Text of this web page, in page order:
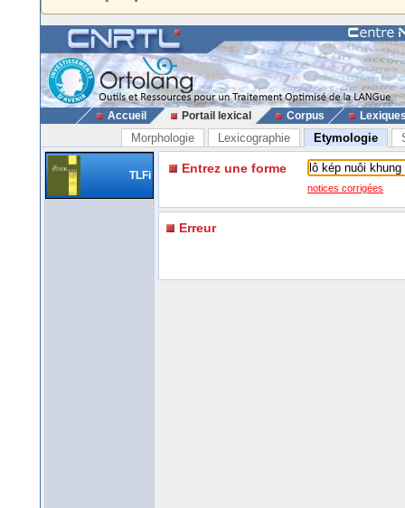
Accueil Portail lexical Corpus
Morphologie Lexicographie Etymologie
TLFi Entrez une forme
notices corrigées
Erreur